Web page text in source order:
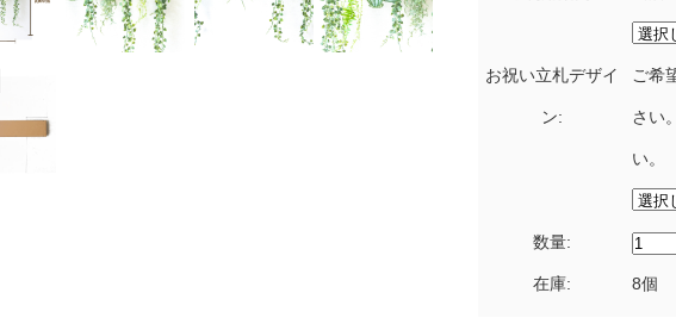
お祝い立札デザイ
ン:
ご希
さい
い。
数量:
在庫: 8個